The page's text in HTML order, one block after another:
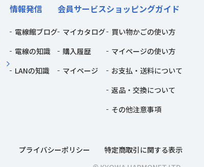
情報発信
電線館ブログ
電線の知識
LANの知識
会員サービス
マイカタログ
購入履歴
マイページ
ショッピングガイド
買い物かごの使い方
マイページの使い方
お支払・送料について
返品・交換について
その他注意事項
プライバシーポリシー
特定商取引に関する表示